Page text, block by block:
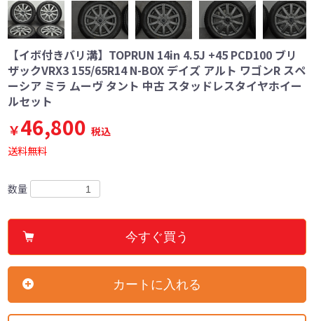
【イボ付きバリ溝】TOPRUN 14in 4.5J +45 PCD100 ブリ
ザックVRX3 155/65R14 N-BOX デイズ アルト ワゴンR スペ
ーシア ミラ ムーヴ タント 中古 スタッドレスタイヤホイー
ルセット
￥46,800 税込
送料無料
数量
今すぐ買う
カートに入れる